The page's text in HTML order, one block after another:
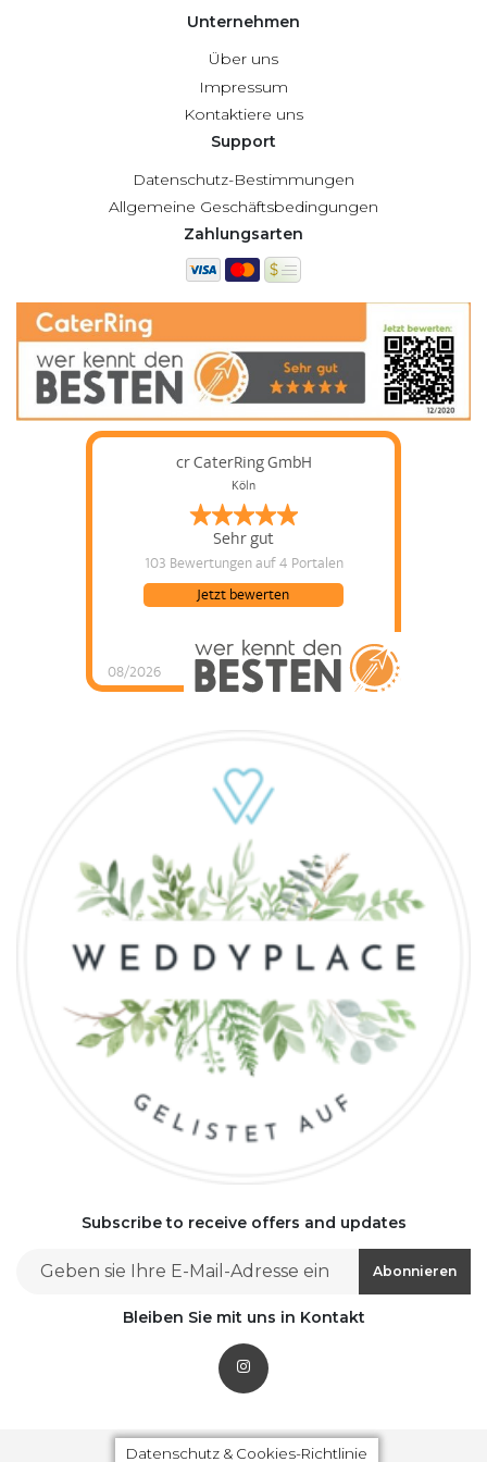
Unternehmen
Über uns
Impressum
Kontaktiere uns
Support
Datenschutz-Bestimmungen
Allgemeine Geschäftsbedingungen
Zahlungsarten
cr CaterRing GmbH
Köln
Sehr gut
103 Bewertungenauf 4 Portalen
08/2026
Jetzt bewerten
Subscribe to receive offers and updates
Email address for newsletter subscription
Abonnieren
Bleiben Sie mit uns in Kontakt
© Powered byFlex Catering
Datenschutz & Cookies-Richtlinie
Datenschutz & Cookies-Richtlinie